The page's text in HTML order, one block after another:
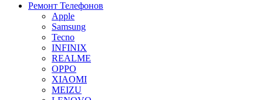
Ремонт Телефонов
Apple
Samsung
Tecno
INFINIX
REALME
OPPO
XIAOMI
MEIZU